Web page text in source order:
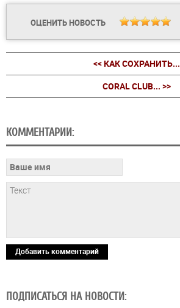
ОЦЕНИТЬ НОВОСТЬ
<< КАК СОХРАНИТЬ...
CORAL CLUB... >>
КОММЕНТАРИИ:
Добавить комментарий
ПОДПИСАТЬСЯ НА НОВОСТИ: